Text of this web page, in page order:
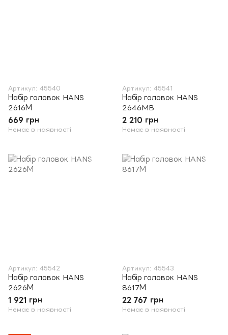
Артикул: 45540
Набір головок HANS
2616М
669 грн
Немає в наявності
Артикул: 45541
Набір головок HANS
2646MB
2 210 грн
Немає в наявності
Артикул: 45542
Набір головок HANS
2626М
1 921 грн
Немає в наявності
Артикул: 45543
Набір головок HANS
8617М
22 767 грн
Немає в наявності